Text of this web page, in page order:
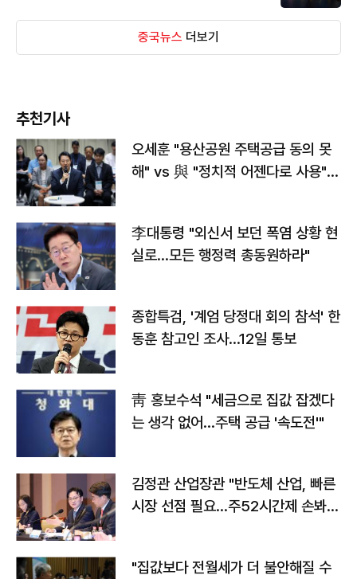
중국뉴스 더보기
추천기사
오세훈 "용산공원 주택공급 동의 못
해" vs 與 "정치적 어젠다로 사용"
李대통령 "외신서 보던 폭염 상황 현
실로…모든 행정력 총동원하라"
종합특검, '계엄 당정대 회의 참석' 한
동훈 참고인 조사...12일 통보
靑 홍보수석 "세금으로 집값 잡겠다
는 생각 없어…주택 공급 '속도전'"
김정관 산업장관 "반도체 산업, 빠른
시장 선점 필요…주52시간제 손봐
"집값보다 전월세가 더 불안해질 수